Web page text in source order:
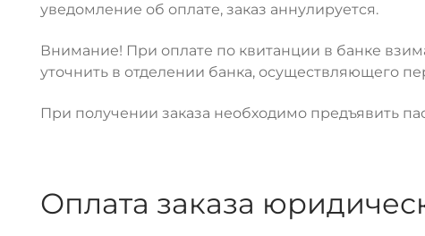
уведомление об оплате, заказ аннулируется.
Внимание! При оплате по квитанции в банке
уточнить в отделении банка, осуществляющего
При получении заказа необходимо предъявить
Оплата заказа